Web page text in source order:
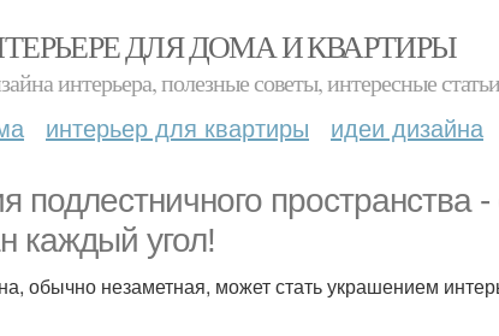
ДЛЯ ДОМА И КВАРТИРЫ
интерьера, полезные советы, интересные статьи
интерьер для квартиры идеи дизайна
подлестничного пространства
каждый угол!
обычно незаметная, может стать украшением